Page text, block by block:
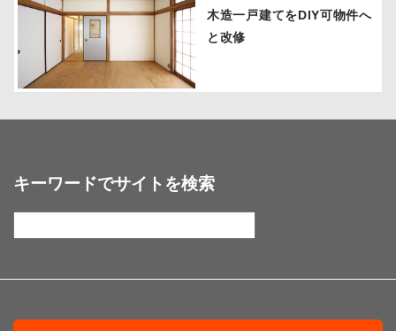
木造一戸建てをDIY可物件へ
と改修
キーワードでサイトを検索